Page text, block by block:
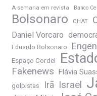
A semana em revista Banco
Bolsonaro CHAT
Daniel Vorcaro
Eduardo Bolsonaro
Espaço Cordel
Fakenews Flávia
golpistas Irã Israel